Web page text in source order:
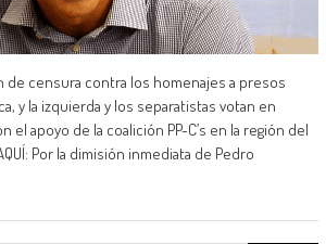
de censura contra los homenajes a presos
y la izquierda y los separatistas votan en
el apoyo de la coalición PP-C’s en la región del
Por la dimisión inmediata de Pedro